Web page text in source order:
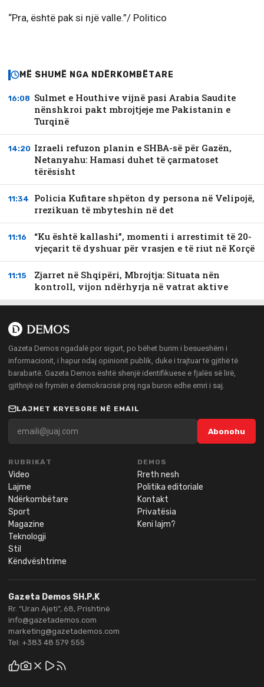
“Pra, është pak si një valle.”/ Politico
MË SHUMË NGA NDËRKOMBËTARE
16:08 Sulmet e Houthive vijnë pasi Arabia Saudite
nënshkroi pakt mbrojtjeje me Pakistanin e
Turqinë
14:20 Izraeli refuzon planin e SHBA-së për Gazën,
Netanyahu: Hamasi duhet të çarmatoset
tërësisht
11:34
Policia Kufitare shpëton dy persona në Velipojë,
rrezikuan të mbyteshin në det
11:16
“Ku është kallashi”, momenti i arrestimit të 20-
vjeçarit të dyshuar për vrasjen e të riut në Korçë
11:15
Zjarret në Shqipëri, Mbrojtja: Situata nën
kontroll, vijon ndërhyrja në vatrat aktive
Gazeta Demos ngadalë por sigurt, po bëhet burim i besueshëm i
informacionit, i hapur ndaj opinionit publik, duke i trajtuar të gjithë të
barabartë. Gazeta Demos është shenjë identifikuese e fjalës së lirë,
gjithnjë në frymën e demokracisë prej nga buron edhe emri i saj.
LAJMET KRYESORE NË EMAIL
Abonohu
RUBRIKAT
Video
Lajme
Ndërkombëtare
Sport
Magazine
Teknologji
Stil
Këndvështrime
DEMOS
Rreth nesh
Politika editoriale
Kontakt
Privatësia
Keni lajm?
Gazeta Demos SH.P.K
Rr. “Uran Ajeti”, 68, Prishtinë
info@gazetademos.com
marketing@gazetademos.com
Tel: +383 48 579 555